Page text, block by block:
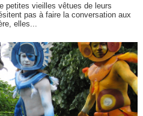
petites vieilles vêtues de leurs
pas à faire la conversation aux
elles...